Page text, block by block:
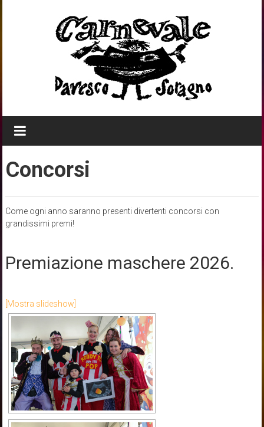
Concorsi
Come ogni anno saranno presenti divertenti concorsi con
grandissimi premi!
Premiazione maschere 2026.
[Mostra slideshow]